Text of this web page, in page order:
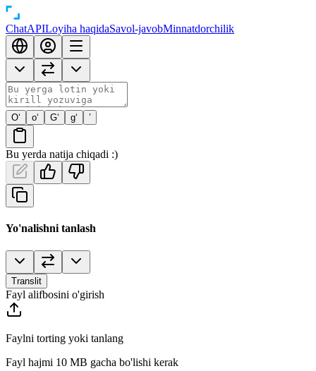
ChatAPILoyiha haqidaSavol-javobMinnatdorchilik
O‘ o‘ G‘ g‘ ’
Bu yerda natija chiqadi :)
Yo'nalishni tanlash
Translit
Fayl alifbosini o'girish
Faylni torting yoki tanlang
Fayl hajmi 10 MB gacha bo'lishi kerak